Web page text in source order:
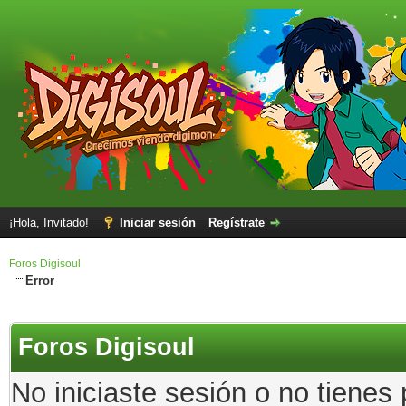
¡Hola, Invitado! Iniciar sesión Regístrate
Foros Digisoul
Error
Foros Digisoul
No iniciaste sesión o no